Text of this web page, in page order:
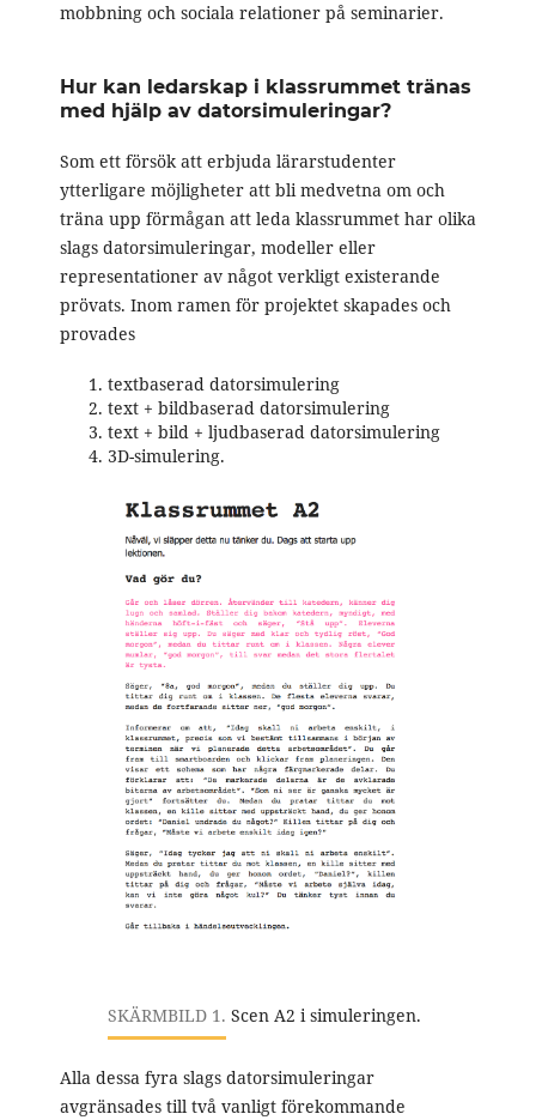
mobbning och sociala relationer på seminarier.
Hur kan ledarskap i klassrummet tränas
med hjälp av datorsimuleringar?
Som ett försök att erbjuda lärarstudenter
ytterligare möjligheter att bli medvetna om och
träna upp förmågan att leda klassrummet har olika
slags datorsimuleringar, modeller eller
representationer av något verkligt existerande
prövats. Inom ramen för projektet skapades och
provades
textbaserad datorsimulering
text + bildbaserad datorsimulering
text + bild + ljudbaserad datorsimulering
3D-simulering.
SKÄRMBILD 1. Scen A2 i simuleringen.
Alla dessa fyra slags datorsimuleringar
avgränsades till två vanligt förekommande